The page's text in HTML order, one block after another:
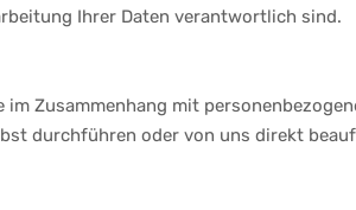
Ihrer Daten verantwortlich sind.
Zusammenhang mit
durchführen oder von uns direkt